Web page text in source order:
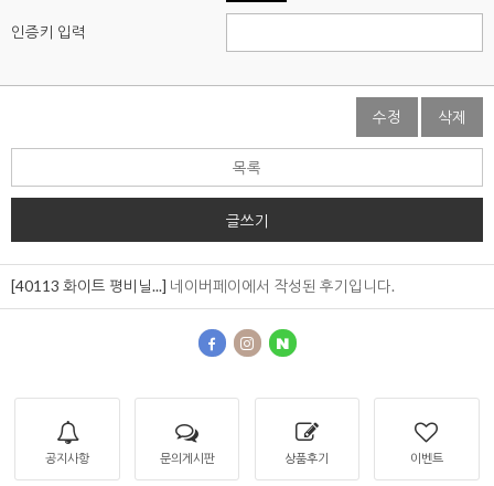
인증키 입력
수정 삭제
목록
글쓰기
[40113 화이트 평비닐...] 네이버페이에서 작성된 후기입니다.
공지사항 문의게시판 상품후기 이벤트